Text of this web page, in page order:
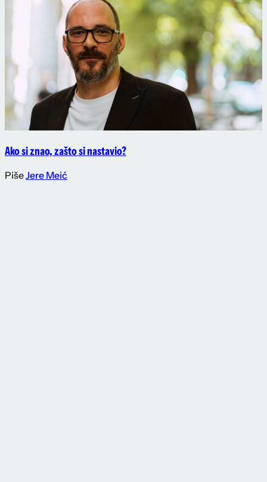
Ako si znao, zašto si nastavio?
PišeJere Meić